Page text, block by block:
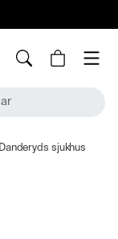
Danderyds sjukhus